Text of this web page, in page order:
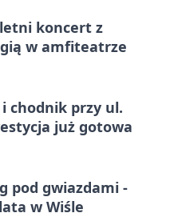
koncert z
w amfiteatrze
chodnik przy ul.
już gotowa
pod gwiazdami -
w Wiśle